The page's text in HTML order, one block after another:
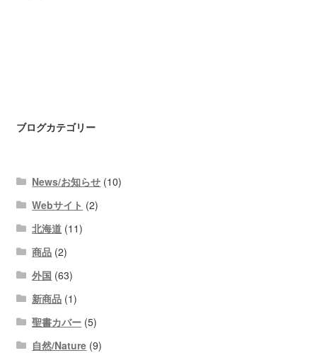
ブログカテゴリー
News/お知らせ (10)
Webサイト (2)
北海道 (11)
商品 (2)
外国 (63)
新商品 (1)
聖書カバー (5)
自然/Nature (9)